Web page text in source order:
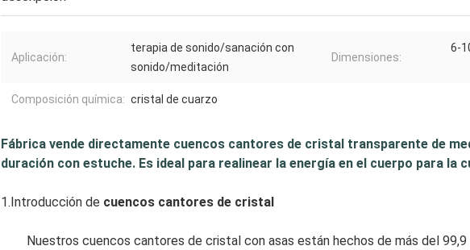
Aplicación:
terapia de sonido/sanación con
sonido/meditación
Dimensiones:
6-
Composición química: cristal de cuarzo
Fábrica vende directamente cuencos cantores de cristal transparente de
duración con estuche. Es ideal para realinear la energía en el cuerpo para la
1.Introducción de cuencos cantores de cristal
Nuestros cuencos cantores de cristal con asas están hechos de más del 99,9